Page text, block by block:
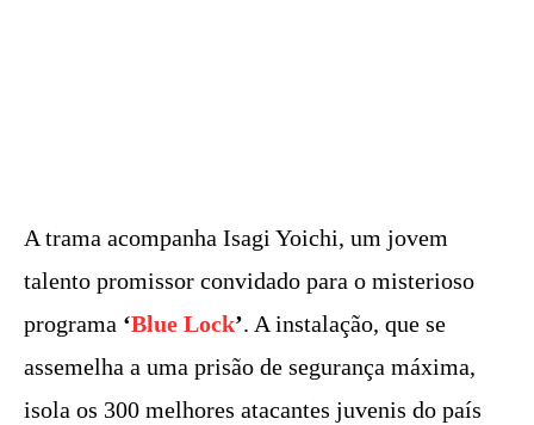
A trama acompanha Isagi Yoichi, um jovem
talento promissor convidado para o misterioso
programa ‘Blue Lock’. A instalação, que se
assemelha a uma prisão de segurança máxima,
isola os 300 melhores atacantes juvenis do país